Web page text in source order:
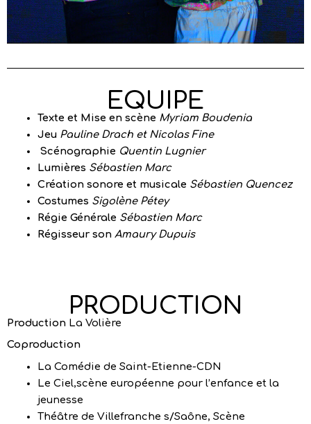
EQUIPE
Texte et Mise en scène Myriam Boudenia
Jeu Pauline Drach et Nicolas Fine
Scénographie Quentin Lugnier
Lumières Sébastien Marc
Création sonore et musicale Sébastien Quencez
Costumes Sigolène Pétey
Régie Générale Sébastien Marc
Régisseur son Amaury Dupuis
PRODUCTION
Production La Volière
Coproduction
La Comédie de Saint-Etienne-CDN
Le Ciel,scène européenne pour l’enfance et la
jeunesse
Théâtre de Villefranche s/Saône, Scène